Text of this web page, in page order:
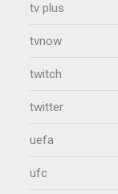
tv plus
tvnow
twitch
twitter
uefa
ufc